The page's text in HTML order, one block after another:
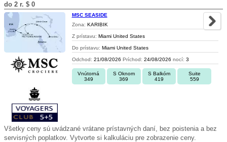
do 2 r. $ 0
MSC SEASIDE
Zona: KARIBIK
Z prístavu: Miami United States
Do prístavu: Miami United States
Odchod: 21/08/2026 Príchod: 24/08/2026 nocí: 3
Vnútorná
349
S Oknom
369
S Balkóm
419
Suite
559
Všetky ceny sú uvádzané vrátane prístavných daní, bez poistenia a bez
servisných poplatkov. Vytvorte si kalkuláciu pre zobrazenie ceny.